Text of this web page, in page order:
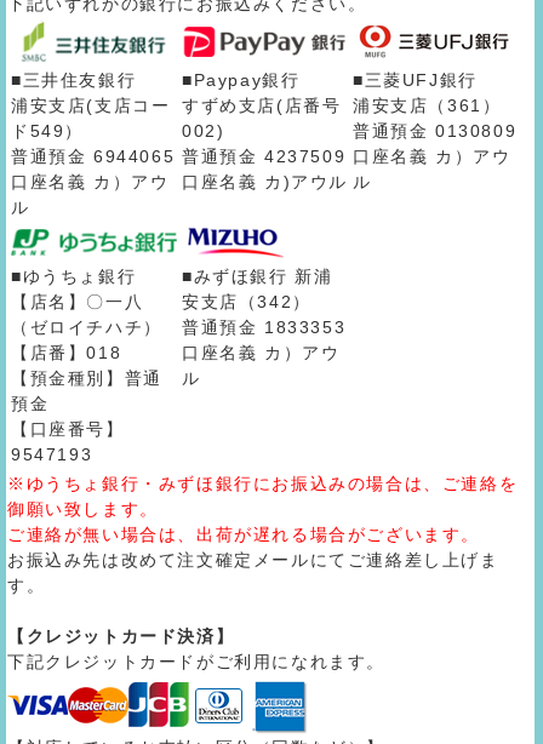
■三井住友銀行
浦安支店(支店コー
ド549）
普通預金 6944065
口座名義 カ）アウ
ル
■Paypay銀行
すずめ支店(店番号
002)
普通預金 4237509
口座名義 カ)アウル
■三菱UFJ銀行
浦安支店（361）
普通預金 0130809
口座名義 カ）アウ
ル
■ゆうちょ銀行
【店名】〇一八
（ゼロイチハチ）
【店番】018
【預金種別】普通
預金
【口座番号】
9547193
■みずほ銀行 新浦
安支店（342）
普通預金 1833353
口座名義 カ）アウ
ル
※ゆうちょ銀行・みずほ銀行にお振込みの場合は、ご連絡を
御願い致します。
ご連絡が無い場合は、出荷が遅れる場合がございます。
お振込み先は改めて注文確定メールにてご連絡差し上げま
す。
【クレジットカード決済】
下記クレジットカードがご利用になれます。